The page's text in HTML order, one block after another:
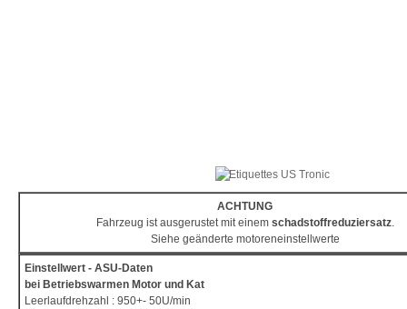
ACHTUNG
Fahrzeug ist ausgerustet mit einem schadstoffreduziersatz.
Siehe geänderte motoreneinstellwerte
Einstellwert - ASU-Daten
bei Betriebswarmen Motor und Kat
Leerlaufdrehzahl : 950+- 50U/min